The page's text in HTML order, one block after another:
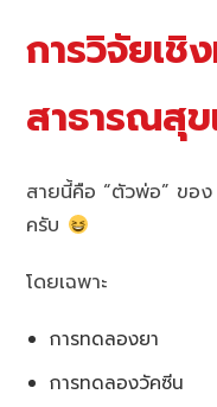
การวิจัยเชิ
สาธารณสุ
สายนี้คือ “ตัวพ่อ” ขอ
ครับ
โดยเฉพาะ
การทดลองยา
การทดลองวัคซีน